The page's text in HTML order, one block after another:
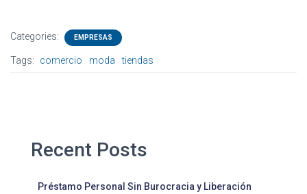
Categories: EMPRESAS
Tags: comercio moda tiendas
Recent Posts
Préstamo Personal Sin Burocracia y Liberación